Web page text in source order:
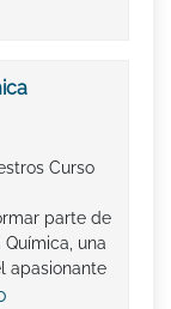
Curso
parte de
una
apasionante